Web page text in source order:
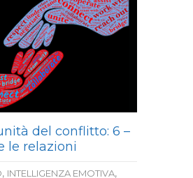
del conflitto: 6 –
le relazioni
, INTELLIGENZA EMOTIVA,